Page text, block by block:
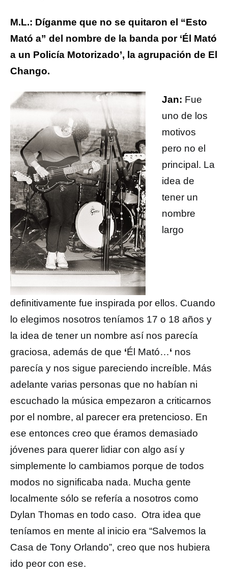
M.L.: Díganme que no se quitaron el “Esto
Mató a” del nombre de la banda por ‘Él Mató
a un Policía Motorizado’, la agrupación de El
Chango.
Jan: Fue
uno de los
motivos
pero no el
principal. La
idea de
tener un
nombre
largo
definitivamente fue inspirada por ellos. Cuando
lo elegimos nosotros teníamos 17 o 18 años y
la idea de tener un nombre así nos parecía
graciosa, además de que ‘Él Mató…‘ nos
parecía y nos sigue pareciendo increíble. Más
adelante varias personas que no habían ni
escuchado la música empezaron a criticarnos
por el nombre, al parecer era pretencioso. En
ese entonces creo que éramos demasiado
jóvenes para querer lidiar con algo así y
simplemente lo cambiamos porque de todos
modos no significaba nada. Mucha gente
localmente sólo se refería a nosotros como
Dylan Thomas en todo caso. Otra idea que
teníamos en mente al inicio era “Salvemos la
Casa de Tony Orlando”, creo que nos hubiera
ido peor con ese.